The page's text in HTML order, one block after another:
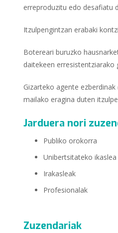
erreproduzitu edo desafiatu
Itzulpengintzan erabaki
Botereari buruzko
daitekeen erresistentziarako
Gizarteko agente
mailako eragina duten
Jarduera nori
Publiko orokorra
Unibertsitateko ikaslea
Irakasleak
Profesionalak
Zuzendariak